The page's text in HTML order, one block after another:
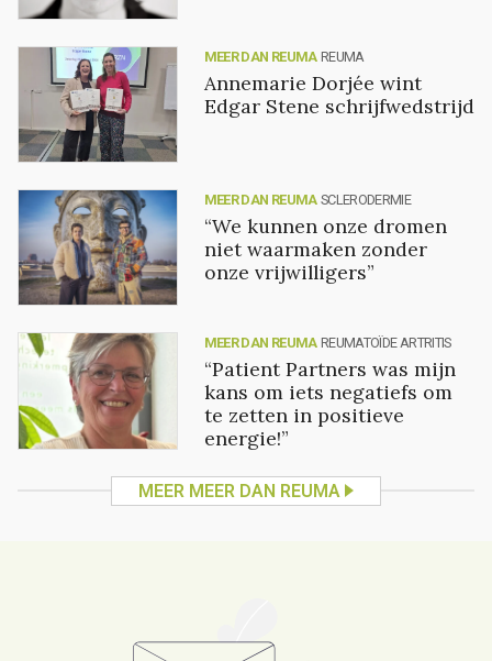
MEER DAN REUMA REUMA
Annemarie Dorjée wint
Edgar Stene schrijfwedstrijd
MEER DAN REUMA SCLERODERMIE
“We kunnen onze dromen
niet waarmaken zonder
onze vrijwilligers”
MEER DAN REUMA REUMATOÏDE ARTRITIS
“Patient Partners was mijn
kans om iets negatiefs om
te zetten in positieve
energie!”
MEER MEER DAN REUMA